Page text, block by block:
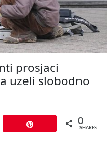
prosjaci
uzeli slobodno
0
SHARES